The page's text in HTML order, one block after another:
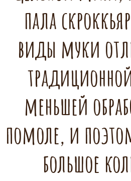
пала
виды муки
меньшей
помоле, и
большое